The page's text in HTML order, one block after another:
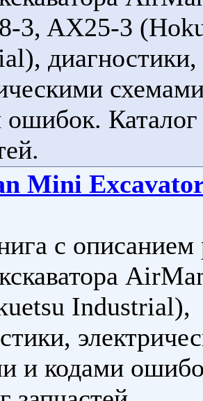
3, AX25-3
диагностики,
ошибок. Каталог
Mini
с описанием
Industrial),
и кодами